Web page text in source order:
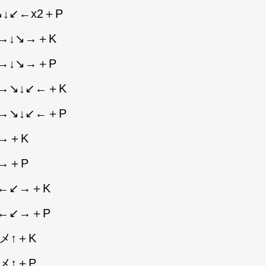
＋P
＋K
＋P
＋K
＋P
＋K
＋P
＋K
＋P
↑＋K
↑＋P